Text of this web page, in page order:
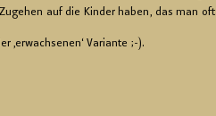
auf die Kin­der haben, das man oft
‚er­wach­se­nen‘ Va­ri­an­te ;-).